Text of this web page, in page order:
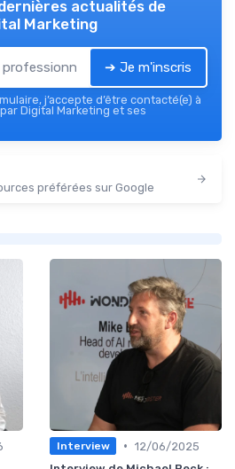
actualités de
Marketing
➔ Je m'inscris
j’accepte d’être contacté(e) à
Digital Marketing et ses
préférées sur Google
Interview • 12/06/2025